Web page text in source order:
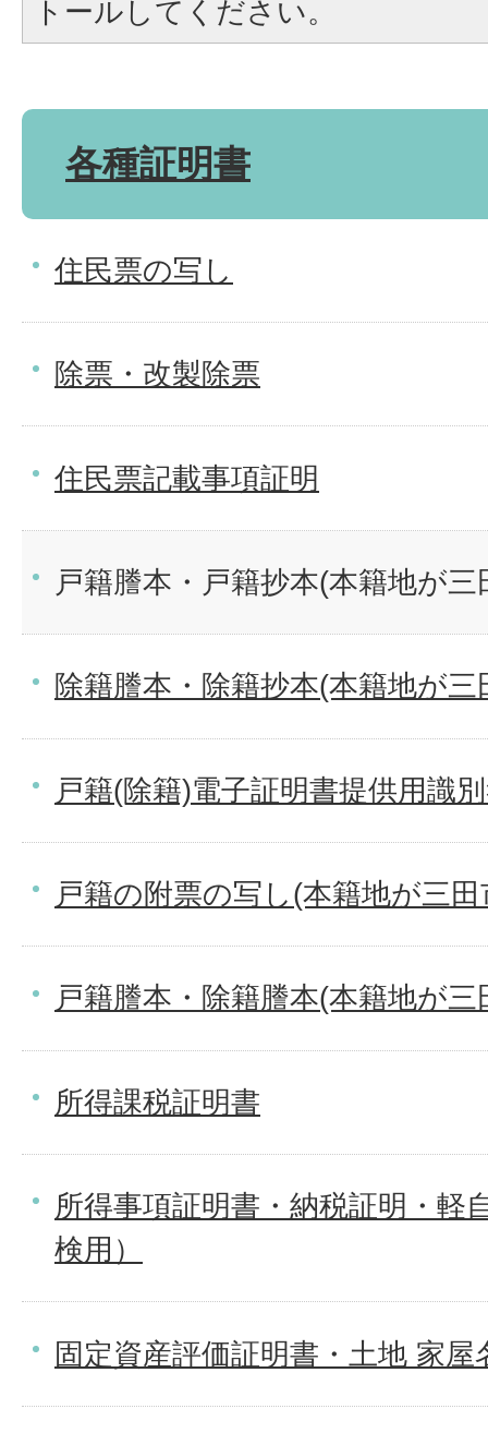
トールしてください。
各種証明書
住民票の写し
除票・改製除票
住民票記載事項証明
戸籍謄本・戸籍抄本(本籍地が三
除籍謄本・除籍抄本(本籍地が三
戸籍(除籍)電子証明書提供用識
戸籍の附票の写し(本籍地が三田
戸籍謄本・除籍謄本(本籍地が三
所得課税証明書
所得事項証明書・納税証明・軽
検用）
固定資産評価証明書・土地 家屋